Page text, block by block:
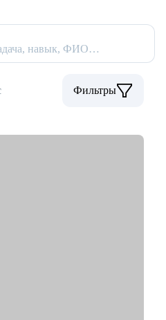
навык, ФИО…
Фильтры